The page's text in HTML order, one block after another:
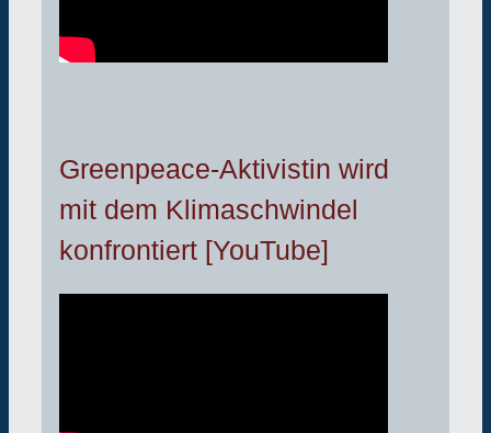
Greenpeace-Aktivistin wird
mit dem Klimaschwindel
konfrontiert [YouTube]